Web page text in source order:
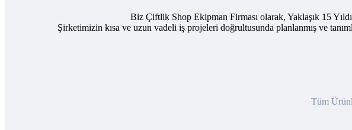
Biz Çiftlik Shop Ekipman Firması olarak, Yaklaşık 15
Şirketimizin kısa ve uzun vadeli iş projeleri doğrultusunda planlanmış ve
Tüm